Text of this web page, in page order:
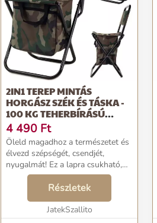
2IN1 TEREP MINTÁS
HORGÁSZ SZÉK ÉS TÁSKA -
100 KG TEHERBÍRÁSÚ
ÖSSZECSUKHATÓ ÉS
HORDOZHATÓ
KEMPINGSZÉK TÁGAS
TÁROLÓRÉSSZEL (BBL)
4 490 Ft
Öleld magadhoz a természetet és
élvezd szépségét, csendjét,
nyugalmát! Ez a lapra csukható,
háttámlás szék, ideális kelléke a
természetben való
kikapcsolódásához, szinte semmi
helyet nem foglal autójá...
Részletek
JatekSzallito